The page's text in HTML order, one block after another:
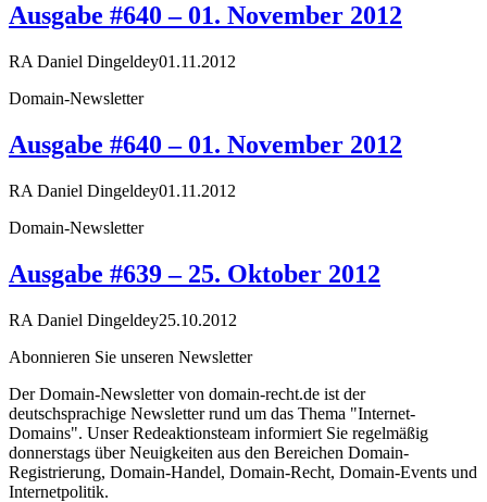
Ausgabe #640 – 01. November 2012
RA Daniel Dingeldey01.11.2012
Domain-Newsletter
Ausgabe #640 – 01. November 2012
RA Daniel Dingeldey01.11.2012
Domain-Newsletter
Ausgabe #639 – 25. Oktober 2012
RA Daniel Dingeldey25.10.2012
Abonnieren Sie unseren Newsletter
Der Domain-Newsletter von domain-recht.de ist der
deutschsprachige Newsletter rund um das Thema "Internet-
Domains". Unser Redeaktionsteam informiert Sie regelmäßig
donnerstags über Neuigkeiten aus den Bereichen Domain-
Registrierung, Domain-Handel, Domain-Recht, Domain-Events und
Internetpolitik.